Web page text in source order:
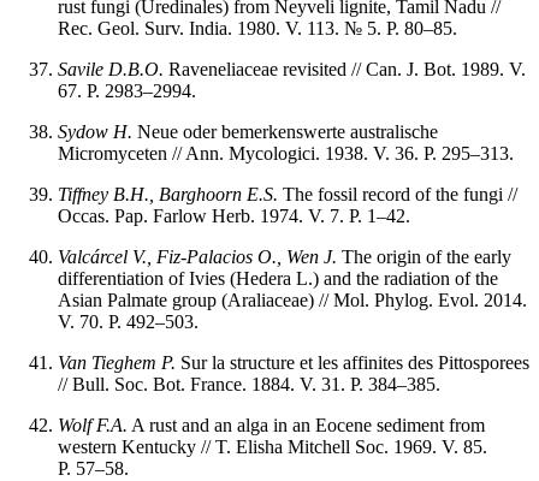
rust fungi (Uredinales) from Neyveli lignite, Tamil Nadu //
Rec. Geol. Surv. India. 1980. V. 113. № 5. P. 80–85.
Savile D.B.O. Raveneliaceae revisited // Can. J. Bot. 1989. V.
67. P. 2983–2994.
Sydow H. Neue oder bemerkenswerte australische
Micromyceten // Ann. Mycologici. 1938. V. 36. P. 295–313.
Tiffney B.H., Barghoorn E.S. The fossil record of the fungi //
Occas. Pap. Farlow Herb. 1974. V. 7. P. 1–42.
Valcárcel V., Fiz-Palacios O., Wen J. The origin of the early
differentiation of Ivies (Hedera L.) and the radiation of the
Asian Palmate group (Araliaceae) // Mol. Phylog. Evol. 2014.
V. 70. P. 492–503.
Van Tieghem P. Sur la structure et les affinites des Pittosporees
// Bull. Soc. Bot. France. 1884. V. 31. P. 384–385.
Wolf F.A. A rust and an alga in an Eocene sediment from
western Kentucky // T. Elisha Mitchell Soc. 1969. V. 85.
P. 57–58.